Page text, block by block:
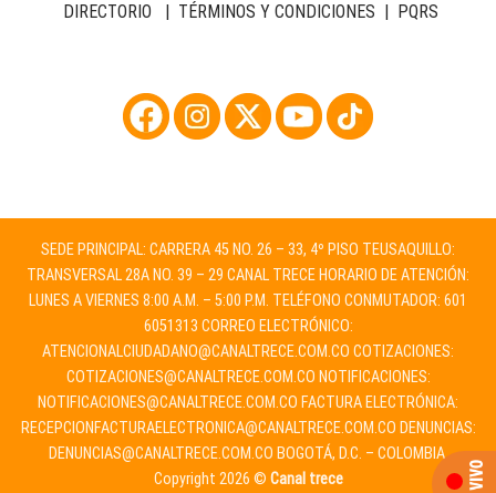
DIRECTORIO | TÉRMINOS Y CONDICIONES | PQRS
SEDE PRINCIPAL: CARRERA 45 NO. 26 – 33, 4º PISO TEUSAQUILLO:
TRANSVERSAL 28A NO. 39 – 29 CANAL TRECE HORARIO DE ATENCIÓN:
LUNES A VIERNES 8:00 A.M. – 5:00 P.M. TELÉFONO CONMUTADOR: 601
6051313 CORREO ELECTRÓNICO:
ATENCIONALCIUDADANO@CANALTRECE.COM.CO COTIZACIONES:
COTIZACIONES@CANALTRECE.COM.CO NOTIFICACIONES:
NOTIFICACIONES@CANALTRECE.COM.CO FACTURA ELECTRÓNICA:
RECEPCIONFACTURAELECTRONICA@CANALTRECE.COM.CO DENUNCIAS:
DENUNCIAS@CANALTRECE.COM.CO BOGOTÁ, D.C. – COLOMBIA.
Copyright 2026 © Canal trece